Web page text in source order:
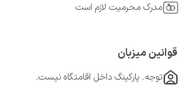
مدرک محرمیت لازم است
قوانین میزبان
توجه. پارکینگ داخل اقامتگاه نیست.